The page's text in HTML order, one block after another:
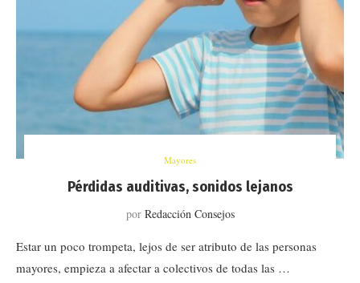
Mayores
Pérdidas auditivas, sonidos lejanos
por Redacción Consejos
Estar un poco trompeta, lejos de ser atributo de las personas
mayores, empieza a afectar a colectivos de todas las …